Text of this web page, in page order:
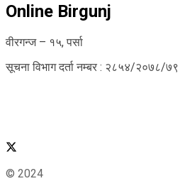
Online Birgunj
वीरगन्ज – १५, पर्सा
सूचना विभाग दर्ता नम्बर : २८५४/२०७८/७९
© 2024